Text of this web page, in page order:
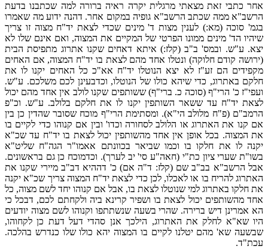
אחר כתבי זאת מצאתי מרגלית יקרה ראיה ברורה למה שכתבנו בדעת
הרשב"א ממה שכתב הרשב"א גופיה במקום אחר. דהנה ידוע מה שאמרו
בגמ' סוכה (מא:) לענין מצות ד' מינים שכדי לצאת יד"ח מצוה זו צריך
שיהיו הד' מינים ממונו הפרטי של המקיים את המצוה, ואם אינם שלו לא
יצא. ע"ש. ובמס' ב"ב (קלז:) איתא דאחים שקנו אתרוג מתפיסת הבית
(ירושה קודם חלוקה) ונטלו אחד מהם לצאת בו יד"ח המצוה, אם האחים
מקפידים הם זע"ז לא יצא הנוטלו יד"ח אא"כ כל האחים יקנו לו את
חלקם באתרוג, כדי שיהא כולו של הנוטלו, וכדבעינן לכם משלכם. ע"ש.
ועפי"ז כ' הרי"ף (סוכה כ. ברי"ף) ששותפים שקנו לולב אין אחד מהם יכול
לצאת יד"ח עד ששאר השותפין יקנו לו את חלקם בלולב. ע"ש. וכ"פ
הרמב"ם (פ"ח מלולב הי"א). ומסתימת הרי"ף מוכח שסובר שהדין כן בין
אם קנו את האתרוג או הלולב לסחורה וכדו' ובין אם קנוהו כדי לקיים בו
את המצוה. בכל אופן אין אחד מהשותפין יכול לצאת בו יד"ח עד שכ"א
יקנה לו את חלקו בו וכמו שביאר בכוונתם אאמו"ר הגה"ח שליט"א
בשו"ת שערי ציון כת"י (חאה"ע סי' יב לערך). וכדמוכח כן גם בראשונים.
אבל הרשב"א בב"ב שם (קלז: ד"ה אם) כ' דההיא דב"ב מיירי שקנו את
האתרוג להריח בו או לאכלו, לכן כדי לצאת יד"ח המצוה צריך שכ"א יקנה
את חלקו באתרוג למי שנוטלו לצאת בו, אבל אם קנוהו יחד לשם מצוה, כל
אחד מהשותפים יכול לצאת בו ושפיר קרינא ביה ולקחתם לכם, דבכל כי
הא אמרינן דיש ברירה. שהרי בשעה שנשתתפו וקנוהו לשם מצוה יודעים
היו שא"א לחלק את האתרוג, הילכך אנן סהדי דעל דעת כן לקחוהו,
שבשעה שא' מהם יטלנו לקיים בו המצוה יהא כולו שלו כנדרש בהלכה.
עכת"ד.